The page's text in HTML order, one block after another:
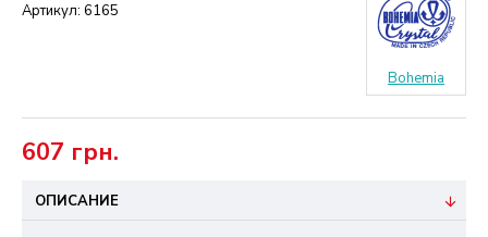
607 грн.
Артикул: 6165
Bohemia
ОПИСАНИЕ